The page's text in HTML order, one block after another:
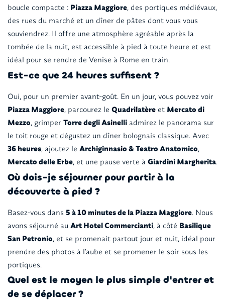
boucle compacte : Piazza Maggiore, des portiques médiévaux,
des rues du marché et un dîner de pâtes dont vous vous
souviendrez. Il offre une atmosphère agréable après la
tombée de la nuit, est accessible à pied à toute heure et est
idéal pour se rendre de Venise à Rome en train.
Est-ce que 24 heures suffisent ?
Oui, pour un premier avant-goût. En un jour, vous pouvez voir
Piazza Maggiore, parcourez le Quadrilatèreet Mercato di
Mezzo, grimper Torre degli Asinelliadmirez le panorama sur
le toit rouge et dégustez un dîner bolognais classique. Avec
36 heures, ajoutez le Archiginnasio & Teatro Anatomico,
Mercato delle Erbe, et une pause verte à Giardini Margherita.
Où dois-je séjourner pour partir à la
découverte à pied ?
Basez-vous dans 5 à 10 minutes de la Piazza Maggiore. Nous
avons séjourné au Art Hotel Commercianti, à côté Basilique
San Petronio, et se promenait partout jour et nuit, idéal pour
prendre des photos à l'aube et se promener le soir sous les
portiques.
Quel est le moyen le plus simple d'entrer et
de se déplacer ?